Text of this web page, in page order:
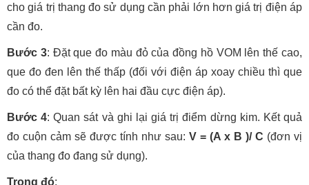
cho giá trị thang đo sử dụng cần phải lớn hơn giá trị điện áp
cần đo.
Bước 3: Đặt que đo màu đỏ của đồng hồ VOM lên thế cao,
que đo đen lên thế thấp (đối với điện áp xoay chiều thì que
đo có thể đặt bất kỳ lên hai đầu cực điện áp).
Bước 4: Quan sát và ghi lại giá trị điểm dừng kim. Kết quả
đo cuộn cảm sẽ được tính như sau: V = (A x B )/ C (đơn vị
của thang đo đang sử dụng).
Trong đó: